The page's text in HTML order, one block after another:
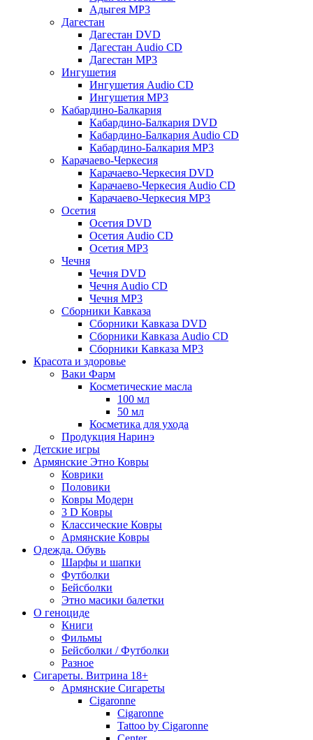
Адыгея MP3
Дагестан
Дагестан DVD
Дагестан Audio CD
Дагестан MP3
Ингушетия
Ингушетия Audio CD
Ингушетия MP3
Кабардино-Балкария
Кабардино-Балкария DVD
Кабардино-Балкария Audio CD
Кабардино-Балкария MP3
Карачаево-Черкесия
Карачаево-Черкесия DVD
Карачаево-Черкесия Audio CD
Карачаево-Черкесия MP3
Осетия
Осетия DVD
Осетия Audio CD
Осетия MP3
Чечня
Чечня DVD
Чечня Audio CD
Чечня MP3
Сборники Кавказа
Сборники Кавказа DVD
Сборники Кавказа Audio CD
Сборники Кавказа MP3
Красота и здоровье
Ваки Фарм
Косметические масла
100 мл
50 мл
Косметика для ухода
Продукция Наринэ
Детские игры
Армянские Этно Ковры
Коврики
Половики
Ковры Модерн
3 D Ковры
Классические Ковры
Армянские Ковры
Одежда. Обувь
Шарфы и шапки
Футболки
Бейсболки
Этно масики балетки
О геноциде
Книги
Фильмы
Бейсболки / Футболки
Разное
Сигареты. Витрина 18+
Армянские Сигареты
Cigaronne
Cigaronne
Tattoo by Cigaronne